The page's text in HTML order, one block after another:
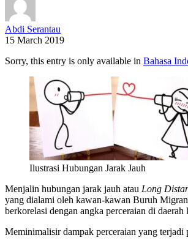
Abdi Serantau
15 March 2019
Sorry, this entry is only available in Bahasa
Ilustrasi Hubungan Jarak Jauh
Menjalin hubungan jarak jauh atau Long
yang dialami oleh kawan-kawan Buruh
berkorelasi dengan angka perceraian di
Meminimalisir dampak perceraian yang terjadi